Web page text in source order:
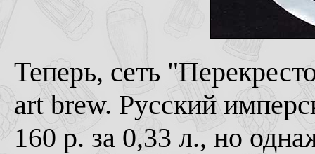
Теперь, сеть
art brew. Русский
160 р. за 0,33 л., но